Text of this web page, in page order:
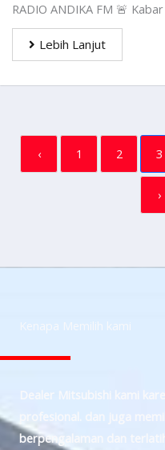
RADIO ANDIKA FM 🚨
Lebih Lanjut
‹ 1 2 3
›
Kenapa Memilih kami
Dealer Mitsubishi kami
profesional. dan juga
berpengalaman dan